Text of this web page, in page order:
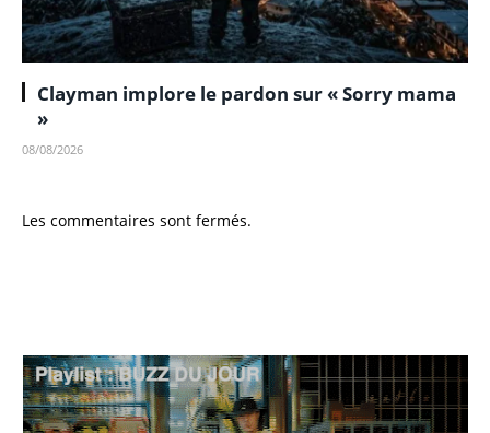
Clayman implore le pardon sur « Sorry mama
»
08/08/2026
Les commentaires sont fermés.